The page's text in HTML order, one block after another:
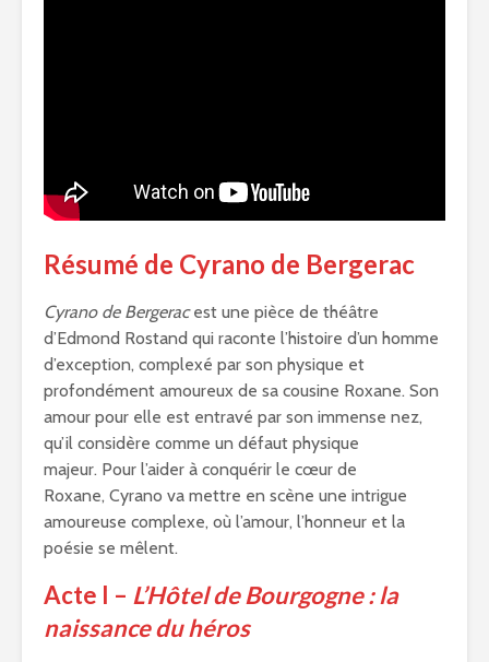
Résumé de Cyrano de Bergerac
Cyrano de Bergeracest une pièce de théâtre
d’Edmond Rostand qui raconte l’histoire d’un homme
d’exception, complexé par son physique et
profondément amoureux de sa cousine Roxane. Son
amour pour elle est entravé par son immense nez,
qu’il considère comme un défaut physique
majeur. Pour l’aider à conquérir le cœur de
Roxane, Cyrano va mettre en scène une intrigue
amoureuse complexe, où l’amour, l’honneur et la
poésie se mêlent.
Acte I – L’Hôtel de Bourgogne : la
naissance du héros